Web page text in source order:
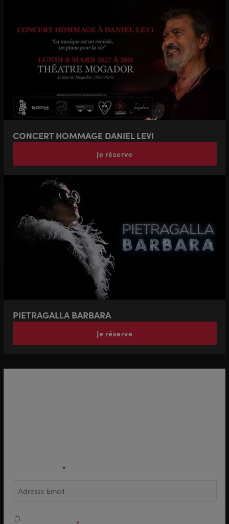
CONCERT HOMMAGE DANIEL LEVI
Je réserve
PIETRAGALLA BARBARA
Je réserve
*